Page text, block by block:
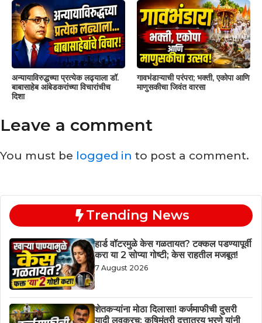
अन्यायाविरुद्धच्या प्रत्येक लढ्याला डॉ.
बाबासाहेब आंबेडकरांच्या विचारांचीच
दिशा
गावभंडाऱ्याची परंपरा; भक्ती, एकोपा आणि
माणुसकीचा जिवंत वारसा
Leave a comment
You must be logged in to post a comment.
Trending News
हार्ड वॉटरमुळे केस गळतायत? टक्कल पडण्यापूर्वी
करा या 2 सोप्या गोष्टी; केस राहतील मजबूत!
7 August 2026
शेतकऱ्यांना मोठा दिलासा! कर्जमाफीची दुसरी
यादी लवकरच; कृषिमंत्री दत्तात्रय भरणे यांनी